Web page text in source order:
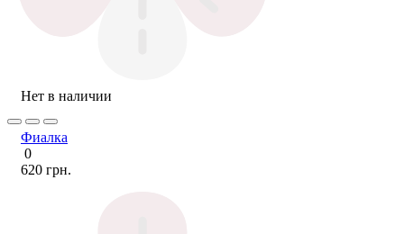
Нет в наличии
Фиалка
0
620 грн.